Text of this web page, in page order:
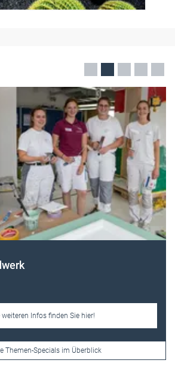
weiteren Infos finden Sie hier!
Themen-Specials im Überblick